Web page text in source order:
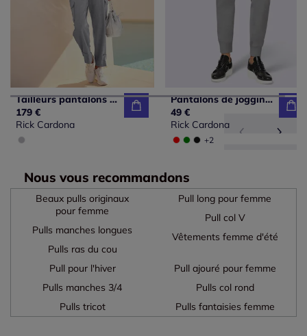
Tailleurs pantalons avec blazer col revers et poches
179 €
Rick Cardona
Pantalons de jogging doux avec ceinture à motifs
49 €
Rick Cardona
+2
Nous vous recommandons
Beaux pulls originaux
pour femme
Pulls manches longues
Pulls ras du cou
Pull long pour femme
Pull col V
Vêtements femme d'été
Pull pour l'hiver
Pulls manches 3/4
Pulls tricot
Pull ajouré pour femme
Pulls col rond
Pulls fantaisies femme